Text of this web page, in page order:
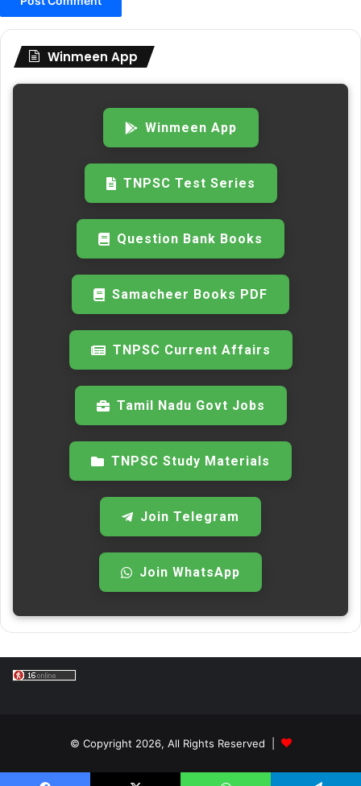
Winmeen App
Winmeen App
TNPSC Test Series
Question Bank Books
Samacheer Books PDF
TNPSC Current Affairs
Tamil Nadu Govt Jobs
TNPSC Study Materials
Join Telegram
Join WhatsApp
© Copyright 2026, All Rights Reserved |